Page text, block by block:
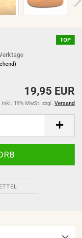
TOP
19,95 EUR
inkl. 19% MwSt. zzgl. Versand